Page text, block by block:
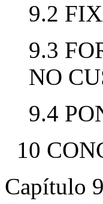
9.2
9.3
NO
9.4
10
Capítulo